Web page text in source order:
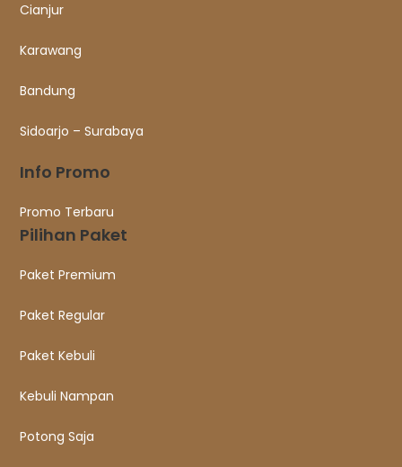
Cianjur
Karawang
Bandung
Sidoarjo – Surabaya
Info Promo
Promo Terbaru
Pilihan Paket
Paket Premium
Paket Regular
Paket Kebuli
Kebuli Nampan
Potong Saja